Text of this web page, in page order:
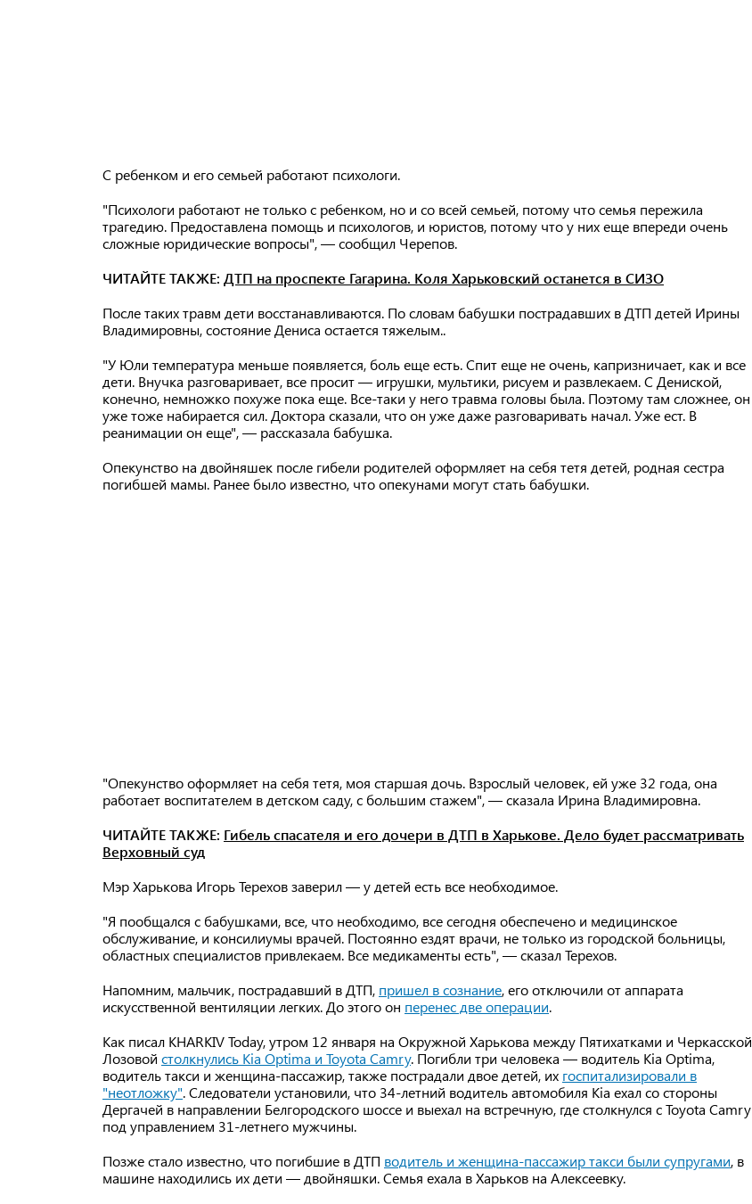
С ребенком и его семьей работают психологи.
"Психологи работают не только с ребенком, но и со всей семьей, потому что семья пережила
трагедию. Предоставлена помощь и психологов, и юристов, потому что у них еще впереди очень
сложные юридические вопросы", — сообщил Черепов.
ЧИТАЙТЕ ТАКЖЕ: ДТП на проспекте Гагарина. Коля Харьковский останется в СИЗО
После таких травм дети восстанавливаются. По словам бабушки пострадавших в ДТП детей Ирины
Владимировны, состояние Дениса остается тяжелым..
"У Юли температура меньше появляется, боль еще есть. Спит еще не очень, капризничает, как и все
дети. Внучка разговаривает, все просит — игрушки, мультики, рисуем и развлекаем. С Дениской,
конечно, немножко похуже пока еще. Все-таки у него травма головы была. Поэтому там сложнее, он
уже тоже набирается сил. Доктора сказали, что он уже даже разговаривать начал. Уже ест. В
реанимации он еще", — рассказала бабушка.
Опекунство на двойняшек после гибели родителей оформляет на себя тетя детей, родная сестра
погибшей мамы. Ранее было известно, что опекунами могут стать бабушки.
"Опекунство оформляет на себя тетя, моя старшая дочь. Взрослый человек, ей уже 32 года, она
работает воспитателем в детском саду, с большим стажем", — сказала Ирина Владимировна.
ЧИТАЙТЕ ТАКЖЕ: Гибель спасателя и его дочери в ДТП в Харькове. Дело будет рассматривать
Верховный суд
Мэр Харькова Игорь Терехов заверил — у детей есть все необходимое.
"Я пообщался с бабушками, все, что необходимо, все сегодня обеспечено и медицинское
обслуживание, и консилиумы врачей. Постоянно ездят врачи, не только из городской больницы,
областных специалистов привлекаем. Все медикаменты есть", — сказал Терехов.
Напомним, мальчик, пострадавший в ДТП, пришел в сознание, его отключили от аппарата
искусственной вентиляции легких. До этого он перенес две операции.
Как писал KHARKIV Today, утром 12 января на Окружной Харькова между Пятихатками и Черкасской
Лозовой столкнулись Kia Optima и Toyota Camry. Погибли три человека — водитель Kia Optima,
водитель такси и женщина-пассажир, также пострадали двое детей, их госпитализировали в
"неотложку". Следователи установили, что 34-летний водитель автомобиля Kia ехал со стороны
Дергачей в направлении Белгородского шоссе и выехал на встречную, где столкнулся с Toyota Camry
под управлением 31-летнего мужчины.
Позже стало известно, что погибшие в ДТП водитель и женщина-пассажир такси были супругами, в
машине находились их дети — двойняшки. Семья ехала в Харьков на Алексеевку.